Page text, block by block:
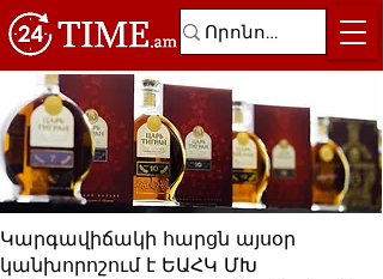
Կարգավիճակի հարցն այսօր
կանխորոշում է ԵԱՀԿ ՄԽ